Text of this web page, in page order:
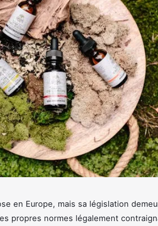
en Europe, mais sa législation
propres normes légalement